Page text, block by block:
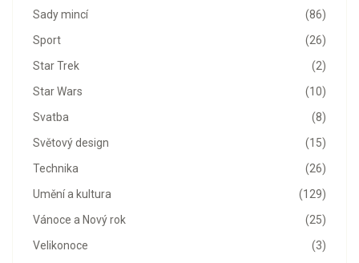
(86)
Sady mincí
(26)
Sport
(2)
Star Trek
(10)
Star Wars
(8)
Svatba
(15)
Světový design
(26)
Technika
(129)
Umění a kultura
(25)
Vánoce a Nový rok
(3)
Velikonoce